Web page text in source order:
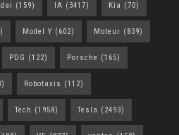
(159) IA (3417) Kia (70)
Model Y (602) Moteur (839)
PDG (122) Porsche (165)
Robotaxis (112)
Tech (1958) Tesla (2493)